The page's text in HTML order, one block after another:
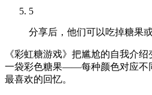
5
分享后，他们可以吃掉糖果
《彩虹糖游戏》把尴尬的自我介
一袋彩色糖果——每种颜色对应不
最喜欢的回忆。